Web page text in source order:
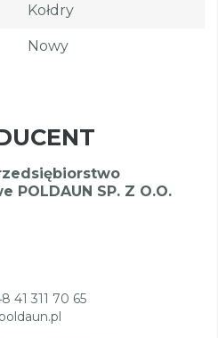
Kołdry
Nowy
POLDAUN SP. Z O.O.
41 311 70 65